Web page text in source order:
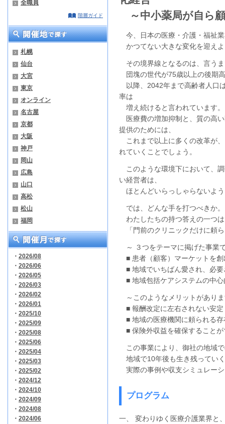
全職員
階層ガイド
札幌
仙台
大宮
東京
オンライン
名古屋
京都
大阪
神戸
岡山
広島
山口
高松
松山
福岡
・ 2026/08
・ 2026/06
・ 2026/05
・ 2026/03
・ 2026/02
・ 2026/01
・ 2025/10
・ 2025/09
・ 2025/08
・ 2025/06
・ 2025/04
・ 2025/03
・ 2025/02
・ 2024/12
・ 2024/10
・ 2024/09
・ 2024/08
・ 2024/06
～中小薬局が自ら
今、日本の医療・介護・福祉
かつてない大きな変化を迎え
その境界線となるのは、言う
団塊の世代が75歳以上の後期
以降、2042年まで高齢者人口
率は
増え続けると言われています。
医療費の増加抑制と、質の高
提供のためには、
これまで以上に多くの改革が
れていくことでしょう。
このような環境下において、
い経営者は、
ほとんどいらっしゃらないよ
では、どんな手を打つべきか。
わたしたちの持つ答えの一つ
「門前のクリニックだけに頼
～ ３つをテーマに掲げた事業
■ 患者（顧客）マーケットを創
■ 地域でいちばん愛され、必要
■ 地域包括ケアシステムの中心
～このようなメリットがあり
■ 報酬改定に左右されない安定
■ 地域の医療機関に頼られる存
■ 保険外収益を確保することが
この事業により、御社の地域
地域で10年後も生き残ってい
実際の事例や収支シミュレー
プログラム
一、 変わりゆく医療介護業界と